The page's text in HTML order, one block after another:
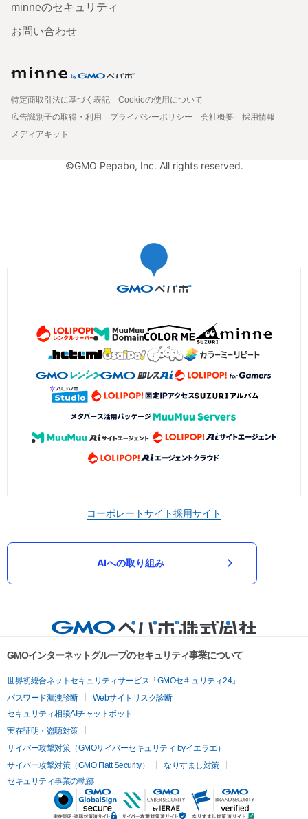
minneのセキュリティ
お問い合わせ
特定商取引法に基づく表記
Cookieの使用について
広告識別子の取得・利用
プライバシーポリシー 会社概要
採用情報
メディアキット
©GMO Pepabo, Inc. All rights reserved.
コーポレートサイト採用サイト
AIへの取り組み
GMOインターネットグループのセキュリティ事業について
世界初総合ネットセキュリティサービス「GMOセキュリティ24」
パスワード漏洩診断
Webサイトリスク診断
セキュリティ相談AIチャットボット
実在証明・盗聴対策
サイバー攻撃対策（GMOサイバーセキュリティ byイエラエ）
サイバー攻撃対策（GMO Flatt Security）
なりすまし対策
セキュリティ事業の軌跡